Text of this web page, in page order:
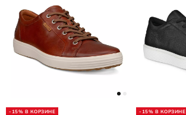
-15% В КОРЗИНЕ -15% В КОРЗИНЕ